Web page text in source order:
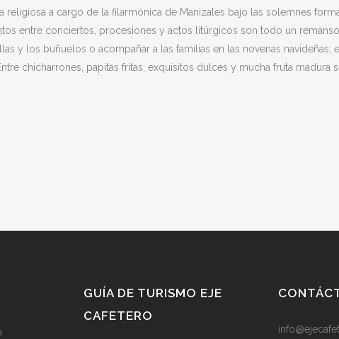
a cargo de la filarmónica de Manizales bajo las solemnes
entre conciertos, procesiones y actos litúrgicos son todo un remanso
y los buñuelos o acompañar a las familias en las novenas navideñas;
chicharrones, papitas fritas, exquisitos dulces y mucha fruta madura
GUÍA DE TURISMO EJE
CAFETERO